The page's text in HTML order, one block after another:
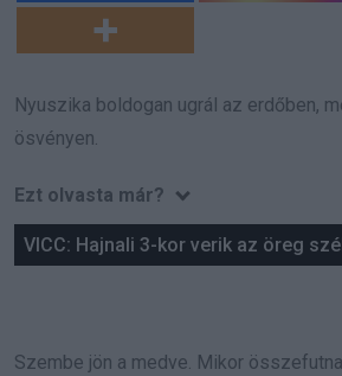
Nyuszika boldogan ugrál az erdőben,
ösvényen.
Ezt olvasta már?
VICC: Hajnali 3-kor verik az öreg
Szembe jön a medve. Mikor